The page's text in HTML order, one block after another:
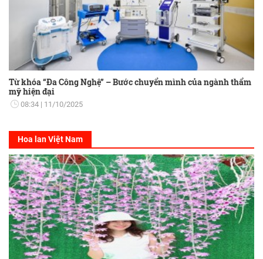
Từ khóa “Đa Công Nghệ” – Bước chuyển mình của ngành thẩm
mỹ hiện đại
08:34 11/10/2025
Hoa lan Việt Nam